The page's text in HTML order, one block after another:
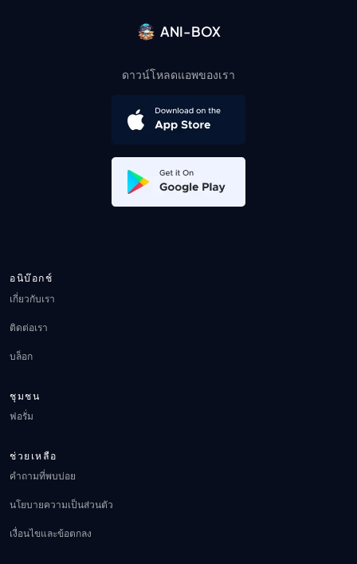
ANI-BOX
ดาวน์โหลดแอพของเรา
อนิบ๊อกช์
เกี่ยวกับเรา
ติดต่อเรา
บล็อก
ชุมชน
ฟอรั่ม
ช่วยเหลือ
คำถามที่พบบ่อย
นโยบายความเป็นส่วนตัว
เงื่อนไขและข้อตกลง